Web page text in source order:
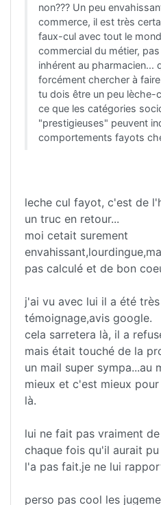
non??? Un peu
commerce, il est très
faux-cul avec tout le
commercial du métier,
inhérent au pharmacien...
forcément chercher à
tu dois être un peu lèche-
ce que les catégories
"prestigieuses" peuvent
comportements fayots
leche cul fayot, c'est de
un truc en retour...
moi cetait surement
pas calculé et de bon
j'ai vu avec lui il a été
témoignage,avis google.
cela sarretera là, il a
mais était touché de la
un mail super sympa...au
mieux et c'est mieux
là.
lui ne fait pas vraiment
chaque fois qu'il aurait
l'a pas fait.je ne lui
perso pas cool les